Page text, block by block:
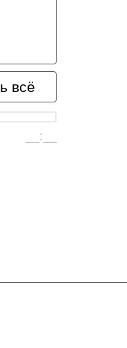
всё
__:__